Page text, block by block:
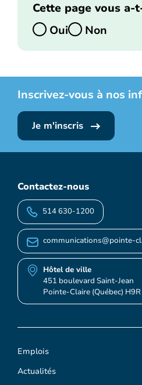
Cette page vous
Oui
Non
Inscrivez-vous à nos
Je m'inscris
Emplois
Actualités
Contactez-nous
514 630-1200
communications@pointe-
Hôtel de ville
451 boulevard Saint-Jean
Pointe-Claire (Québec) H9R